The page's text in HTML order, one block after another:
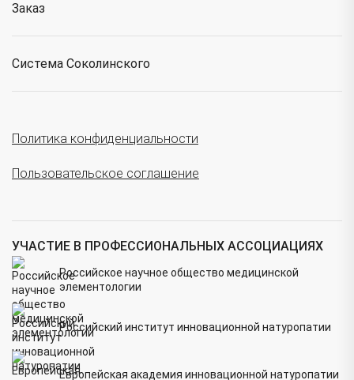
Заказ
Система Соколинского
Политика конфиденциальности
Пользовательское соглашение
УЧАСТИЕ В ПРОФЕССИОНАЛЬНЫХ АССОЦИАЦИЯХ
Российское научное общество медицинской
элементологии
Российский институт инновационной натуропатии
Европейская академия инновационной натуропатии